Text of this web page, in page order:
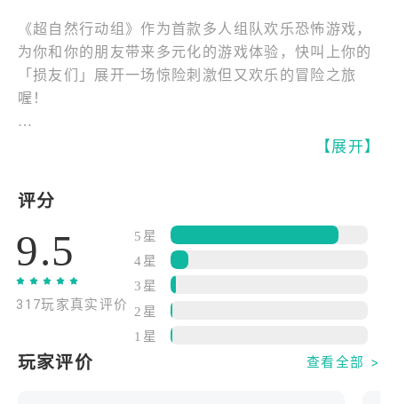
《超自然行动组》作为首款多人组队欢乐恐怖游戏，
为你和你的朋友带来多元化的游戏体验，快叫上你的
「损友们」展开一场惊险刺激但又欢乐的冒险之旅
喔！
【超自然公司职场生存指南】请收好，祝你入职愉
快。
1. 你的主要工作职责
你可以选择独自踏上探险之旅，也能与其他三位工友
建立冒险小队，前往未知的神秘古迹，收集奇珍异
宝，把这些宝贝带回来，我们会根据你带回的宝贝价
值替你升职加薪，当然，前提是你得活着回来。
2.你的目标——活下去
【展开】
评分
9.5
317玩家真实评价
5星
4星
3星
2星
1星
玩家评价 查看全部 >